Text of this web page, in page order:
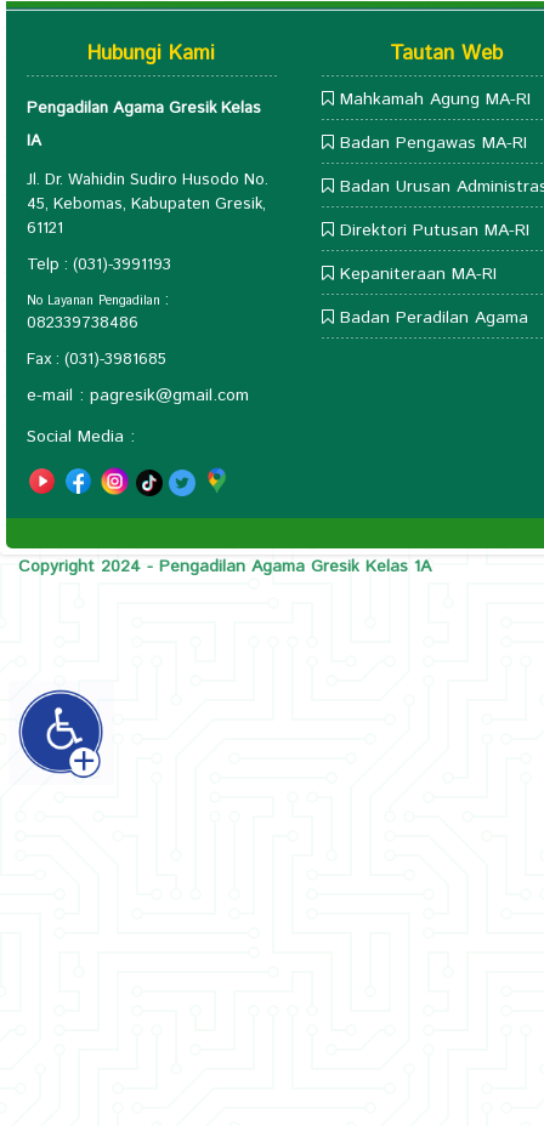
Hubungi Kami
Pengadilan Agama Gresik Kelas
IA
Jl. Dr. Wahidin Sudiro Husodo No.
45, Kebomas, Kabupaten Gresik,
61121
Telp : (031)-3991193
No Layanan Pengadilan :
082339738486
Fax : (031)-3981685
e-mail : pagresik@gmail.com
Social Media :
Tautan Web
Mahkamah Agung MA-RI
Badan Pengawas MA-RI
Badan Urusan
Direktori Putusan MA-RI
Kepaniteraan MA-RI
Badan Peradilan Agama
Copyright 2024 - Pengadilan Agama Gresik Kelas 1A